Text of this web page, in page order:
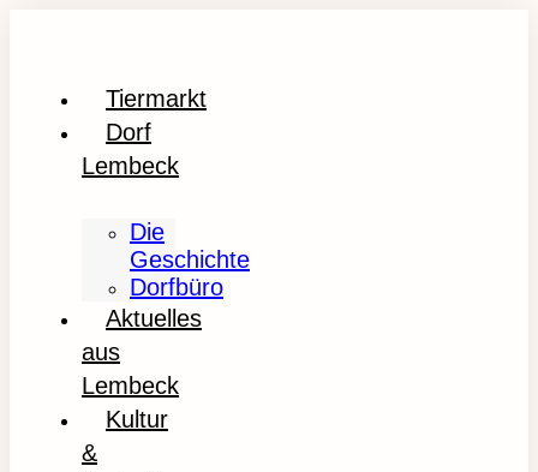
Tiermarkt
Dorf
Lembeck
Die
Geschichte
Dorfbüro
Aktuelles
aus
Lembeck
Kultur
&